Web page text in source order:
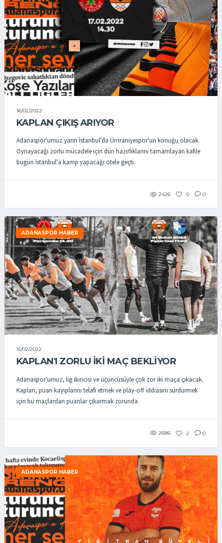
16/02/2022
KAPLAN ÇIKIŞ ARIYOR
Adanaspor'umuz yarın İstanbul'da Ümraniyespor'un konuğu olacak.
Oynayacağı zorlu mücadele için dün hazırlıklarını tamamlayan kafile
bugün İstanbul'a kamp yapacağı otele geçti.
2426 0 0
ADANASPOR HABER
15/02/2022
KAPLAN'I ZORLU İKİ MAÇ BEKLİYOR
Adanaspor'umuz, lig ikincisi ve üçüncüsüyle çok zor iki maça çıkacak.
Kaplan, puan kayıplarını telafi etmek ve play-off iddiasını sürdürmek
için bu maçlardan puanlar çıkarmak zorunda.
2686 2 0
ADANASPOR HABER